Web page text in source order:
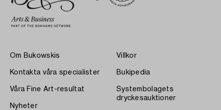
Om Bukowskis
Kontakta våra specialister
Våra Fine Art-resultat
Nyheter
Villkor
Bukipedia
Systembolagets
dryckesauktioner